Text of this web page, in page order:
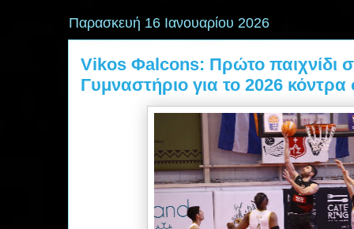
Παρασκευή 16 Ιανουαρίου 2026
Vikos Φalcons: Πρώτο παιχνίδι
Γυμναστήριο για το 2026